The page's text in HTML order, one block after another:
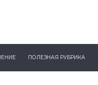
ПОЛЕЗНАЯ РУБРИКА